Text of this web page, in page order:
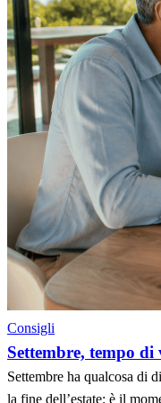
Consigli
Settembre, tempo di
Settembre ha qualcosa di
la fine dell’estate: è il